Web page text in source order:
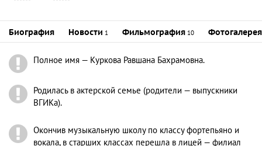
Биография Новости 1 Фильмография 10 Фотогалерея
Полное имя — Куркова Равшана Бахрамовна.
Родилась в актерской семье (родители — выпускники
ВГИКа).
Окончив музыкальную школу по классу фортепьяно и
вокала, в старших классах перешла в лицей — филиал